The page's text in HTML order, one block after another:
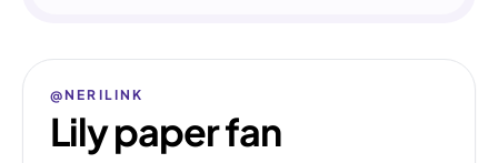
@NERILINK
Lily paper fan